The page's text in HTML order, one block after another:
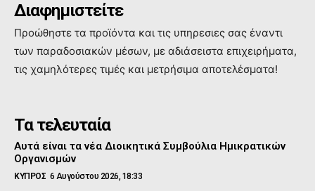
Διαφημιστείτε
Προώθηστε τα προϊόντα και τις υπηρεσιες σας έναντι
των παραδοσιακών μέσων, με αδιάσειστα επιχειρήματα,
τις χαμηλότερες τιμές και μετρήσιμα αποτελέσματα!
Τα τελευταία
Αυτά είναι τα νέα Διοικητικά Συμβούλια Ημικρατικών
Οργανισμών
ΚΥΠΡΟΣ 6 Αυγούστου 2026, 18:33